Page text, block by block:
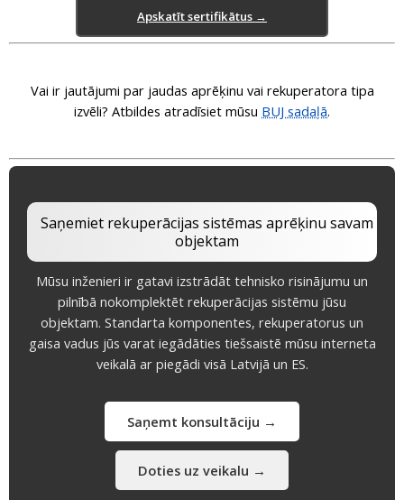
Apskatīt sertifikātus →
Vai ir jautājumi par jaudas aprēķinu vai rekuperatora tipa
izvēli? Atbildes atradīsiet mūsu BUJ sadaļā.
Saņemiet rekuperācijas sistēmas aprēķinu savam
objektam
Mūsu inženieri ir gatavi izstrādāt tehnisko risinājumu un
pilnībā nokomplektēt rekuperācijas sistēmu jūsu
objektam. Standarta komponentes, rekuperatorus un
gaisa vadus jūs varat iegādāties tiešsaistē mūsu interneta
veikalā ar piegādi visā Latvijā un ES.
Saņemt konsultāciju →
Doties uz veikalu →